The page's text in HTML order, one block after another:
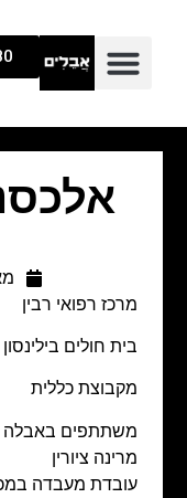
מאי
מרכז רפואי רבין
בית חולים בילינסון
מקבוצת כללית
משתתפים באבלה
מרינה ציורין
עובדת מעבדה